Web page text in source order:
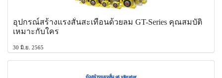
อุปกรณ์สร้างแรงสั่นสะเทือนด้วยลม GT-Series คุณสมบัติ
เหมาะกับใคร
30 มิ.ย. 2565